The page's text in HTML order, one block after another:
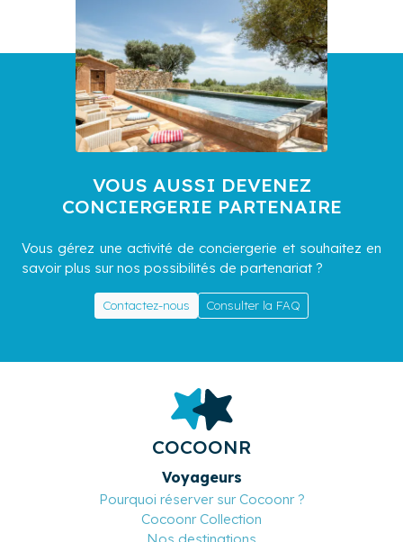
VOUS AUSSI DEVENEZ
CONCIERGERIE PARTENAIRE
Vous gérez une activité de conciergerie et souhaitez en
savoir plus sur nos possibilités de partenariat ?
Contactez-nous Consulter la FAQ
COCOONR
Voyageurs
Pourquoi réserver sur Cocoonr ?
Cocoonr Collection